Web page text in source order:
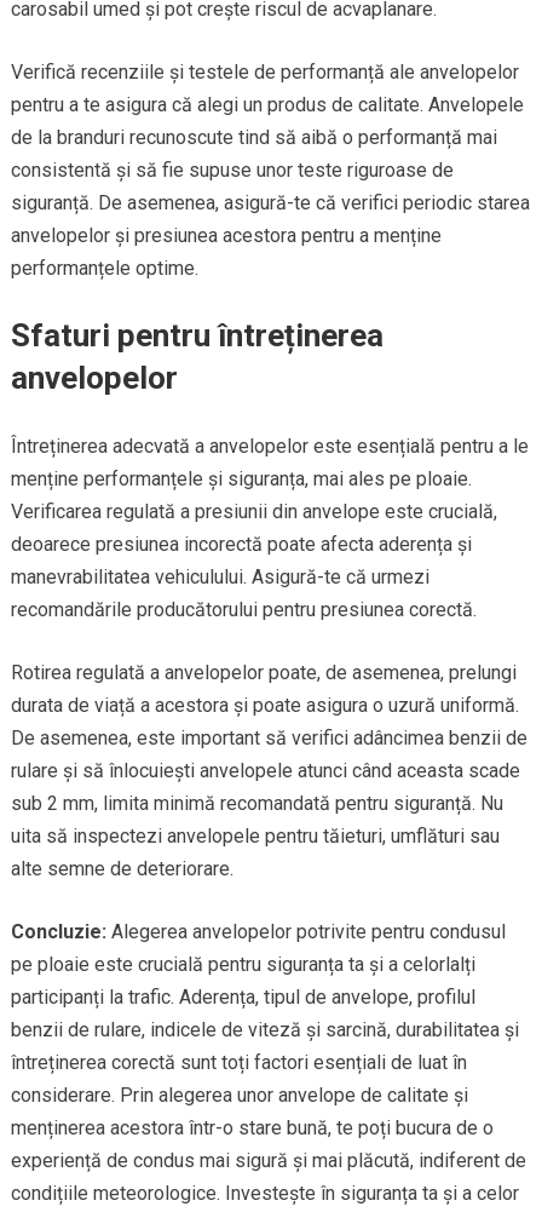
carosabil umed și pot crește riscul de acvaplanare.
Verifică recenziile și testele de performanță ale anvelopelor
pentru a te asigura că alegi un produs de calitate. Anvelopele
de la branduri recunoscute tind să aibă o performanță mai
consistentă și să fie supuse unor teste riguroase de
siguranță. De asemenea, asigură-te că verifici periodic starea
anvelopelor și presiunea acestora pentru a menține
performanțele optime.
Sfaturi pentru întreținerea
anvelopelor
Întreținerea adecvată a anvelopelor este esențială pentru a le
menține performanțele și siguranța, mai ales pe ploaie.
Verificarea regulată a presiunii din anvelope este crucială,
deoarece presiunea incorectă poate afecta aderența și
manevrabilitatea vehiculului. Asigură-te că urmezi
recomandările producătorului pentru presiunea corectă.
Rotirea regulată a anvelopelor poate, de asemenea, prelungi
durata de viață a acestora și poate asigura o uzură uniformă.
De asemenea, este important să verifici adâncimea benzii de
rulare și să înlocuiești anvelopele atunci când aceasta scade
sub 2 mm, limita minimă recomandată pentru siguranță. Nu
uita să inspectezi anvelopele pentru tăieturi, umflături sau
alte semne de deteriorare.
Concluzie: Alegerea anvelopelor potrivite pentru condusul
pe ploaie este crucială pentru siguranța ta și a celorlalți
participanți la trafic. Aderența, tipul de anvelope, profilul
benzii de rulare, indicele de viteză și sarcină, durabilitatea și
întreținerea corectă sunt toți factori esențiali de luat în
considerare. Prin alegerea unor anvelope de calitate și
menținerea acestora într-o stare bună, te poți bucura de o
experiență de condus mai sigură și mai plăcută, indiferent de
condițiile meteorologice. Investește în siguranța ta și a celor